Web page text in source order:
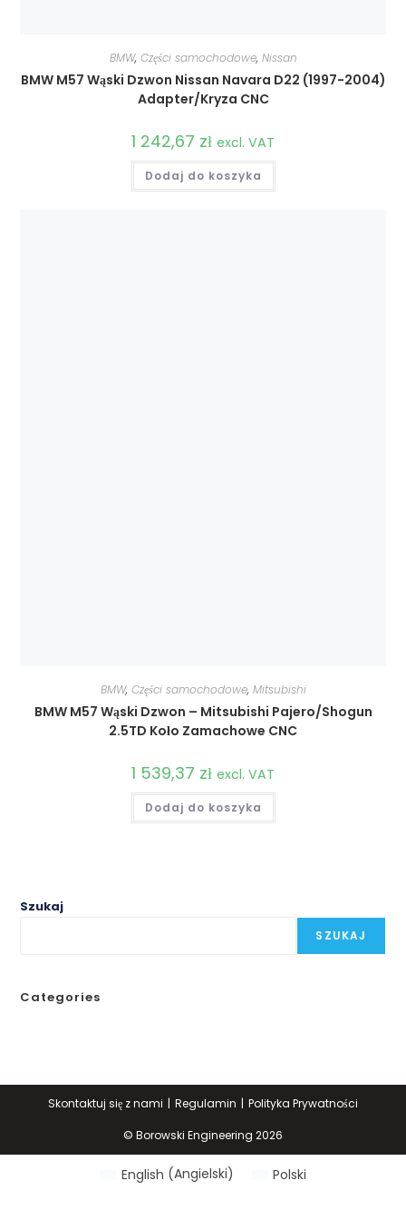
BMW, Części samochodowe, Nissan
BMW M57 Wąski Dzwon Nissan Navara D22 (1997-2004)
Adapter/Kryza CNC
1 242,67 zł excl. VAT
Dodaj do koszyka
BMW, Części samochodowe, Mitsubishi
BMW M57 Wąski Dzwon – Mitsubishi Pajero/Shogun
2.5TD Koło Zamachowe CNC
1 539,37 zł excl. VAT
Dodaj do koszyka
Szukaj
SZUKAJ
Categories
Skontaktuj się z nami Regulamin Polityka Prywatności
© Borowski Engineering 2026
English (Angielski) Polski